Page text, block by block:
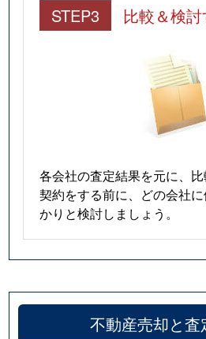
STEP3 比較＆検討
各会社の査定結果を元に、比
契約をする前に、どの会社
かりと検討しましょう。
不動産売却と査